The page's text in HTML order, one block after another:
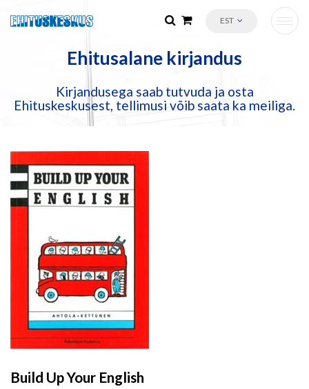
EST
Ehitusalane kirjandus
Kirjandusega saab tutvuda ja osta
Ehituskeskusest, tellimusi võib saata ka meiliga.
Build Up Your English